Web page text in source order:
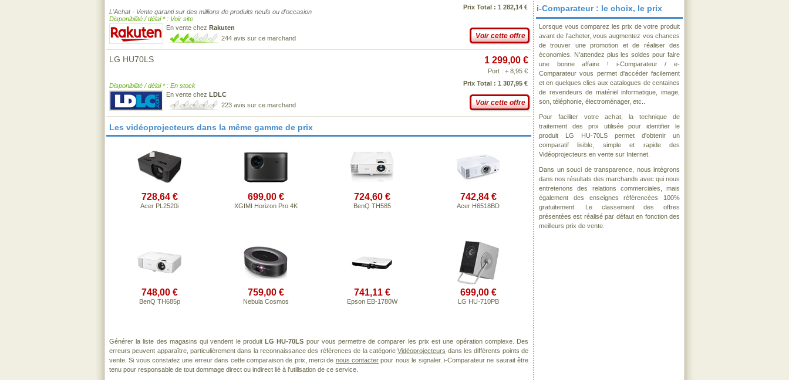
L'Achat - Vente garanti sur des millions de produits neufs ou d'occasion
Disponibilité / délai * : Voir site
En vente chez Rakuten
244 avis sur ce marchand
Prix Total : 1 282,14 €
Voir cette offre
LG HU70LS
Disponibilité / délai * : En stock
En vente chez LDLC
223 avis sur ce marchand
1 299,00 €
Port : + 8,95 €
Prix Total : 1 307,95 €
Voir cette offre
Les vidéoprojecteurs dans la même gamme de prix
728,64 €
Acer PL2520i
699,00 €
XGIMI Horizon Pro 4K
724,60 €
BenQ TH585
742,84 €
Acer H6518BD
748,00 €
BenQ TH685p
759,00 €
Nebula Cosmos
741,11 €
Epson EB-1780W
699,00 €
LG HU-710PB
Générer la liste des magasins qui vendent le produitLG HU-70LS pour vous permettre de comparer les prix est une opération complexe. Des
erreurs peuvent apparaître, particulièrement dans la reconnaissance des références de la catégorieVidéoprojecteurs dans les différents points de
vente. Si vous constatez une erreur dans cette comparaison de prix, merci de nous contacter pour nous le signaler. i-Comparateur ne saurait être
tenu pour responsable de tout dommage direct ou indirect lié à l'utilisation de ce service.
i-Comparateur : le choix, le prix
Lorsque vous comparez les prix de votre produit
avant de l'acheter, vous augmentez vos chances
de trouver une promotion et de réaliser des
économies. N'attendez plus les soldes pour faire
une bonne affaire ! i-Comparateur / e-
Comparateur vous permet d'accéder facilement
et en quelques clics aux catalogues de centaines
de revendeurs de matériel informatique, image,
son, téléphonie, électroménager, etc..
Pour faciliter votre achat, la technique de
traitement des prix utilisée pour identifier le
produit LG HU-70LS permet d'obtenir un
comparatif lisible, simple et rapide des
Vidéoprojecteurs en vente sur Internet.
Dans un souci de transparence, nous intégrons
dans nos résultats des marchands avec qui nous
entretenons des relations commerciales, mais
également des enseignes référencées 100%
gratuitement. Le classement des offres
présentées est réalisé par défaut en fonction des
meilleurs prix de vente.